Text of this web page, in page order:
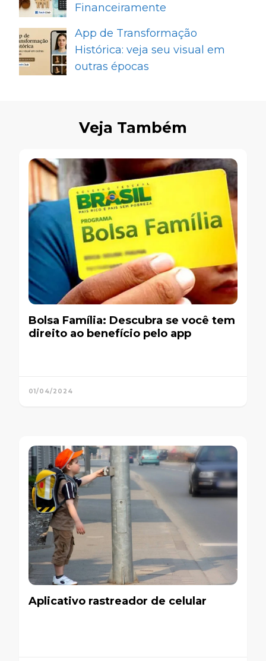
Financeiramente
App de Transformação
Histórica: veja seu visual em
outras épocas
Veja Também
Bolsa Família: Descubra se você tem
direito ao benefício pelo app
01/04/2024
Aplicativo rastreador de celular